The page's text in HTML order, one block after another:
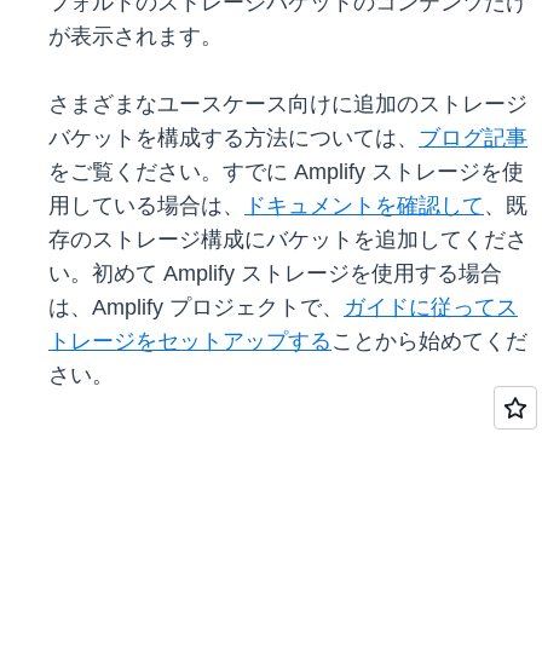
が表示されます。
さまざまなユースケース向けに追加のストレージ
バケットを構成する方法については、 ブログ記事
をご覧ください。すでに Amplify ストレージを使
用している場合は、
ドキュメントを確認して 、既
存のストレージ構成にバケットを追加してくださ
い。初めて Amplify ストレージを使用する場合
は、Amplify プロジェクトで、 ガイドに従ってス
トレージをセットアップする ことから始めてくだ
さい。